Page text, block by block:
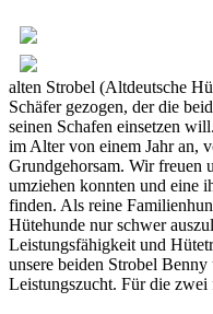
alten Strobel (Altdeutsche
Schäfer gezogen, der die
seinen Schafen einsetzen
im Alter von einem Jahr an,
Grundgehorsam. Wir freuen
umziehen konnten und eine
finden. Als reine
Hütehunde nur schwer
Leistungsfähigkeit und
unsere beiden Strobel
Leistungszucht. Für die